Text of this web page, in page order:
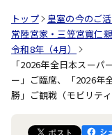
トップ 皇室の今のご
常陸宮家・三笠宮寬仁
令和8年（4月）
「2026年全日本スー
ー」ご臨席、「2026年
勝」ご観戦（モビリテ